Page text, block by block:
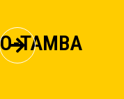
TAMBA